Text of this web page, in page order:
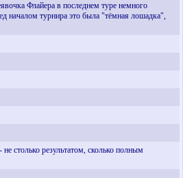
Флайера в последнем туре немного
началом турнира это была "тёмная лошадка",
столько результатом, сколько полным